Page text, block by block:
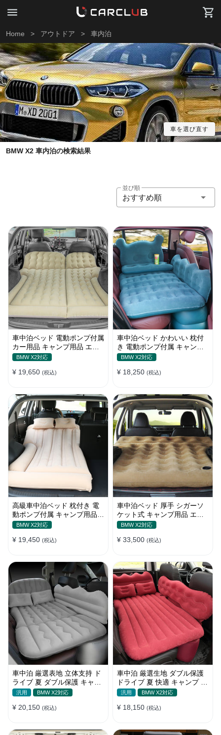
Home > アウトドア > 車内泊
車を選び直す
BMW X2 車内泊の検索結果
並び順
おすすめ順
車中泊ベッド 電動ポンプ付属
カー用品 キャンプ用品 エア
ーベッド SUV車 普通車適用
BMW X2対応
¥ 19,650 (税込)
車中泊ベッド かわいい 枕付
き 電動ポンプ付属 キャンプ
用品 エアーベッド 普通車
BMW X2対応
¥ 18,250 (税込)
高級車中泊ベッド 枕付き 電
動ポンプ付属 キャンプ用品
BMW X2対応
¥ 19,450 (税込)
車中泊ベッド 厚手 シガーソ
ケット式 キャンプ用品 エア
ーベッド 収納袋付き 普通車
BMW X2対応
¥ 33,500 (税込)
車中泊 厳選表地 立体支持 ド
ライブ 夏 ダブル保護 キャン
プ 旅行 収納便利 取付簡単 全
汎用 BMW X2対応
¥ 20,150 (税込)
車中泊 厳選生地 ダブル保護
ドライブ 夏 快適 キャンプ 旅
行 収納便利 全車種 多色 エア
汎用 BMW X2対応
¥ 18,150 (税込)